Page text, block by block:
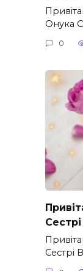
Онука
0
Сестрі
Сестрі